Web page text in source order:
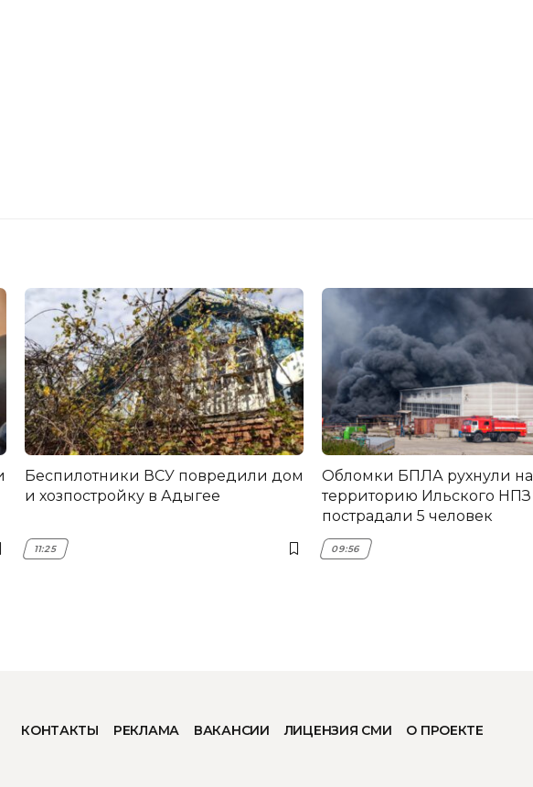
Беспилотники ВСУ повредили дом
и хозпостройку в Адыгее
11:25
Обломки БПЛА рухнули на
территорию Ильского НПЗ —
пострадали 5 человек
09:56
КОНТАКТЫ РЕКЛАМА ВАКАНСИИ ЛИЦЕНЗИЯ СМИ О ПРОЕКТЕ